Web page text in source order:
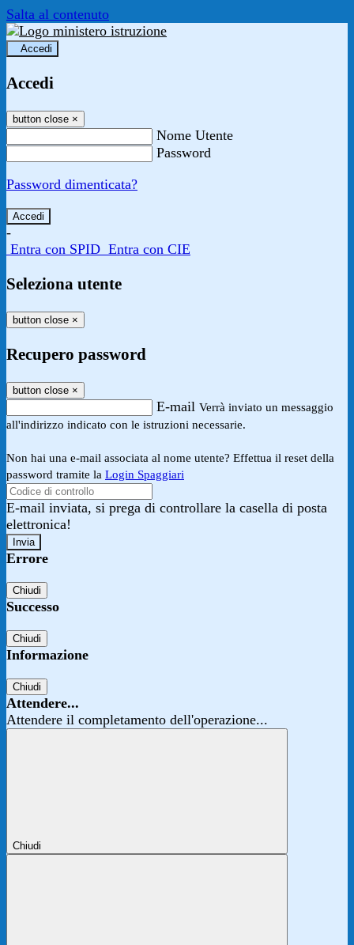
Salta al contenuto
Accedi
Accedi
button close ×
Nome Utente
Password
Password dimenticata?
-
Entra con SPID Entra con CIE
Seleziona utente
button close ×
Recupero password
button close ×
E-mail Verrà inviato un messaggio
all'indirizzo indicato con le istruzioni necessarie.
Non hai una e-mail associata al nome utente? Effettua il reset della
password tramite la Login Spaggiari
E-mail inviata, si prega di controllare la casella di posta
elettronica!
Errore
Chiudi
Successo
Chiudi
Informazione
Chiudi
Attendere...
Attendere il completamento dell'operazione...
Chiudi